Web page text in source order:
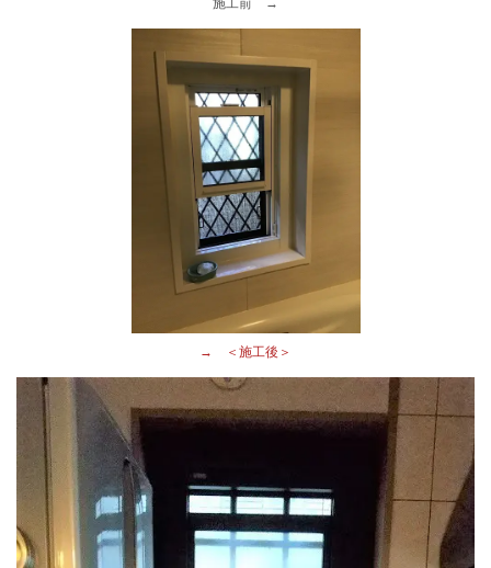
施工前 →
→ ＜施工後＞